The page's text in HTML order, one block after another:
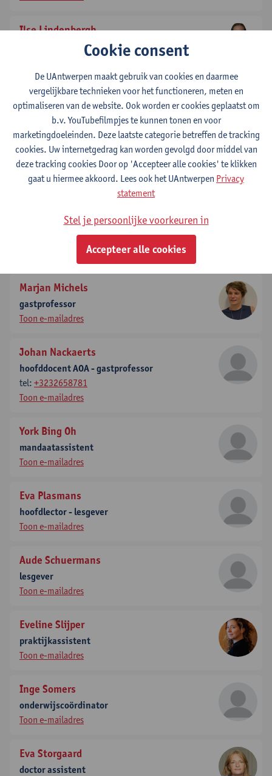
Ilse Lindenbergh
predoc mandaat FWO
Thomas Litière
praktijkassistent
Toon e-mailadres
Karen Loyens
academisch medewerker predoc
Stefan Martens
hoofddocent AOA - gastprofessor
Marjan Michels
gastprofessor
Toon e-mailadres
Johan Nackaerts
hoofddocent AOA - gastprofessor
tel: +3232658781
Toon e-mailadres
York Bing Oh
mandaatassistent
Toon e-mailadres
Eva Plasmans
hoofdlector - lesgever
Toon e-mailadres
Aude Schuermans
lesgever
Toon e-mailadres
Eveline Slijper
praktijkassistent
Toon e-mailadres
Inge Somers
onderwijscoördinator
Toon e-mailadres
Eva Storgaard
doctor assistent
Cookie consent
De UAntwerpen maakt gebruik van cookies en daarmee
vergelijkbare technieken voor het functioneren, meten en
optimaliseren van de website. Ook worden er cookies geplaatst om
b.v. YouTubefilmpjes te kunnen tonen en voor
marketingdoeleinden. Deze laatste categorie betreffen de tracking
cookies. Uw internetgedrag kan worden gevolgd door middel van
deze tracking cookies Door op 'Accepteer alle cookies' te klikken
gaat u hiermee akkoord. Lees ook het UAntwerpen Privacy
statement
Stel je persoonlijke voorkeuren in
Accepteer alle cookies